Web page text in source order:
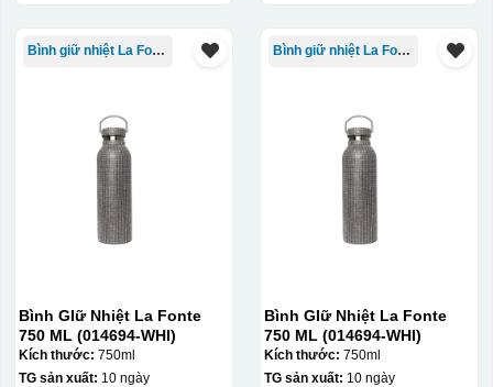
In lưới (silk screen printing) trong ngành quà tặng là kỹ
quang, trong đó hình ảnh cần in được phơi sáng tạo
thành khuôn. Mực in được đẩy qua các lỗ nhỏ trên lưới
bằng một thanh gạt (squeegee) để in lên bề mặt sản
phẩm như ly, cốc, bút, móc khóa hay các vật phẩm quà
tặng khác. Kỹ thuật này cho phép in được nhiều màu sắc
quy trình chuẩn bị kỹ lưỡng và chi phí setup ban đầu
tương đối cao.
Bình giữ nhiệt La Fonte
Bình GIữ Nhiệt La Fonte
750 ML (014694-WHI)
Kích thước: 750ml
TG sản xuất: 10 ngày
Bình giữ nhiệt La Fonte
Bình GIữ Nhiệt La Fonte
750 ML (014694-WHI)
Kích thước: 750ml
TG sản xuất: 10 ngày